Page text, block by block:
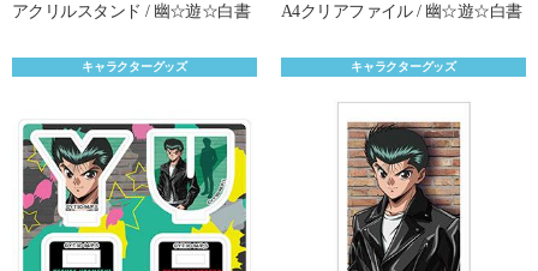
アクリルスタンド / 幽☆遊☆白書 A4クリアファイル / 幽☆遊☆白書
キャラクターグッズ キャラクターグッズ